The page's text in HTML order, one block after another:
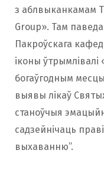
з аблвыканкамам
Group». Там
Пакроўскага
іконы
богаўгодным
выявы лікаў
станоўчыя
садзейнічаць
выхаванню”.